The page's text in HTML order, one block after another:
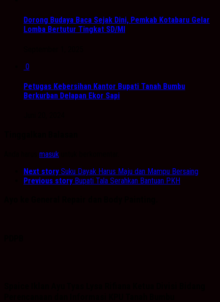
Dorong Budaya Baca Sejak Dini, Pemkab Kotabaru Gelar
Lomba Bertutur Tingkat SD/MI
0
Petugas Kebersihan Kantor Bupati Tanah Bumbu
Berkurban Delapan Ekor Sapi
masuk
Next story Suku Dayak Harus Maju dan Mampu Bersaing
Previous story Bupati Tala Serahkan Bantuan PKH